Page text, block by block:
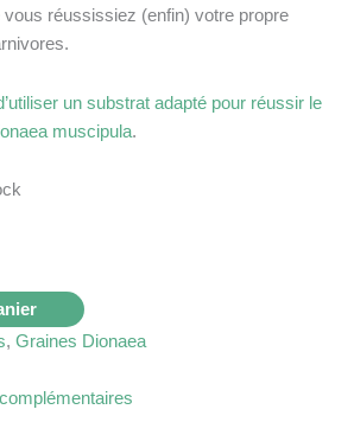
vous réussissiez (enfin) votre propre
un substrat adapté pour réussir le
muscipula.
, Graines Dionaea